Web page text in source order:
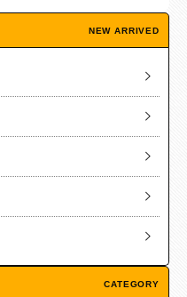
NEW ARRIVED
CATEGORY